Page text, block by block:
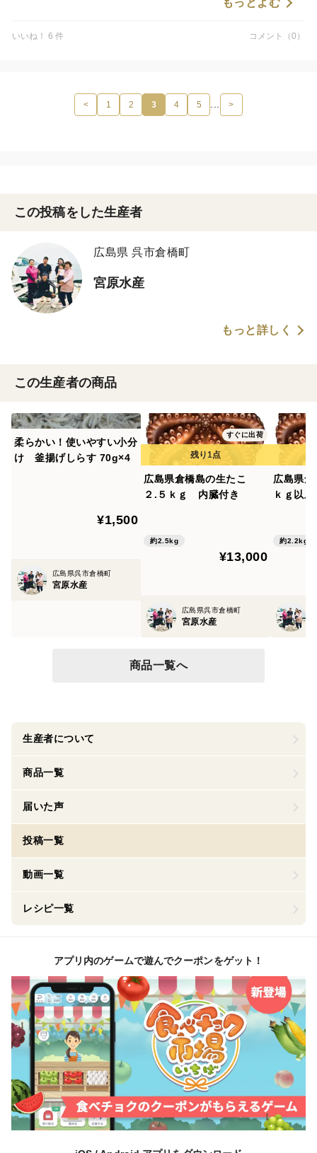
もっとよむ
いいね！ 6 件 コメント（0）
< 1 2 3 4 5 ... >
この投稿をした生産者
広島県 呉市倉橋町
宮原水産
もっと詳しく
この生産者の商品
柔らかい！使いやすい小分
け 釜揚げしらす 70g×4
¥1,500
広島県呉市倉橋町
宮原水産
すぐに出荷
広島県倉橋島の生たこ
２.５ｋｇ 内臓付き
約2.5kg
¥13,000
広島県呉市倉橋町
宮原水産
広島県
ｋｇ以
約2.2kg
商品一覧へ
生産者について
商品一覧
届いた声
投稿一覧
動画一覧
レシピ一覧
アプリ内のゲームで遊んでクーポンをゲット！